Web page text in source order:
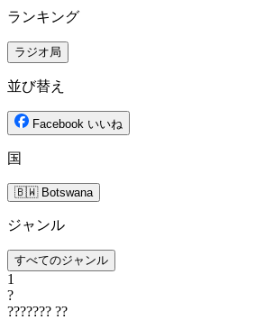
ランキング
ラジオ局
並び替え
Facebook いいね
国
🇧🇼 Botswana
ジャンル
すべてのジャンル
1
?
??????? ??